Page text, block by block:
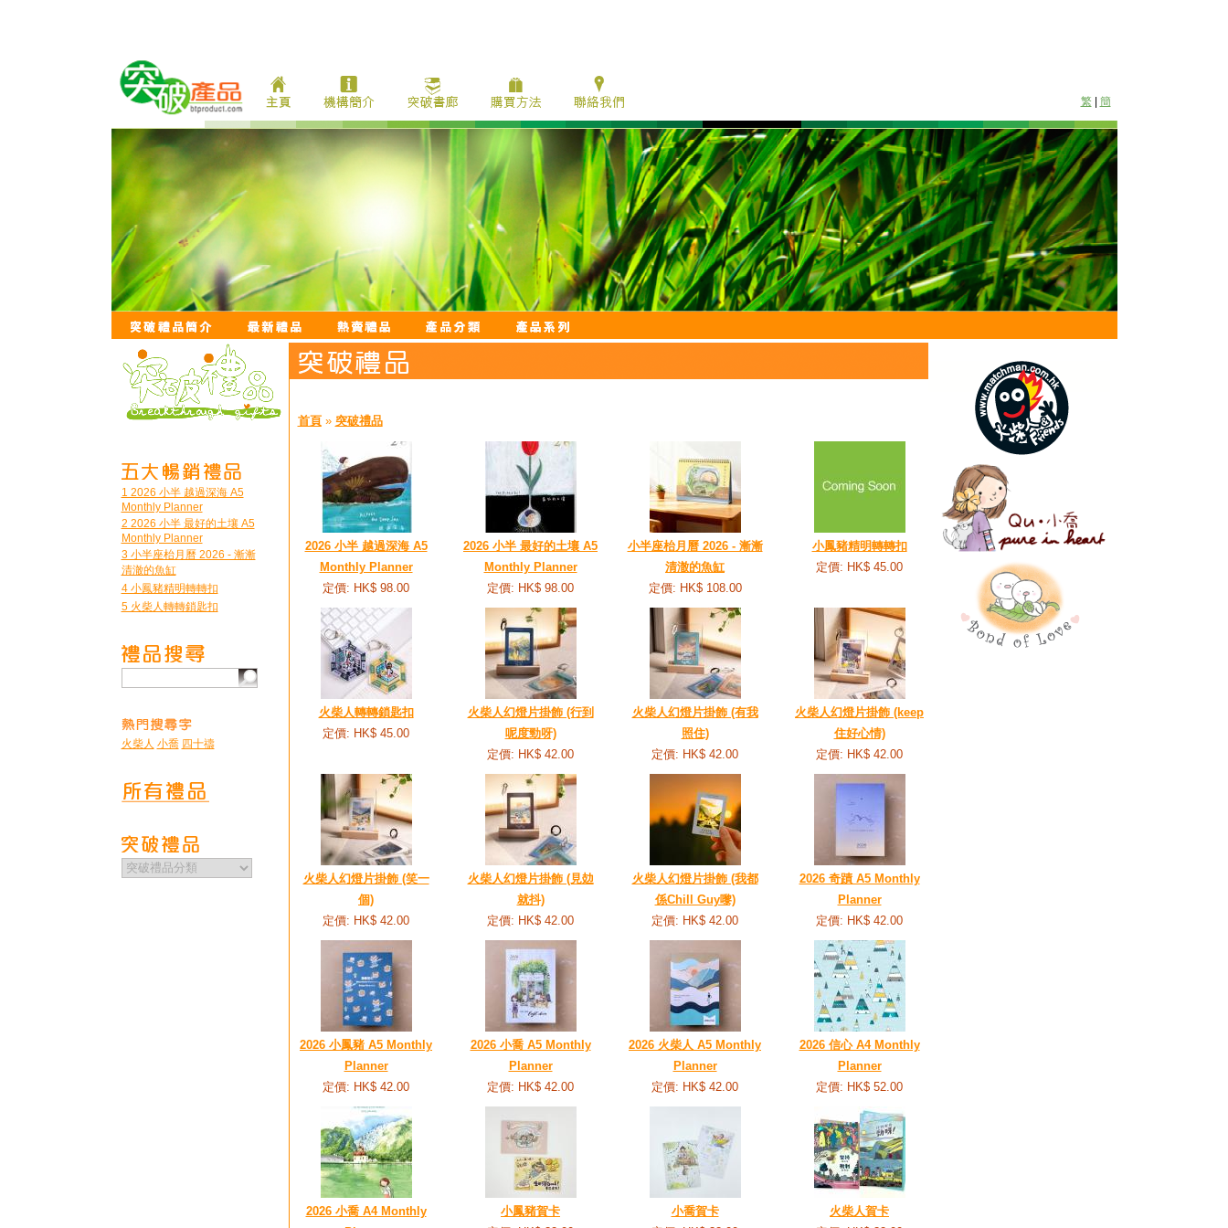
繁 簡
1 2026 小半 越過深海 A5
Monthly Planner
2 2026 小半 最好的土壤 A5
Monthly Planner
3 小半座枱月曆 2026 - 漸漸
清澈的魚缸
4 小鳳豬精明轉轉扣
5 火柴人轉轉鎖匙扣
火柴人 小喬 四十禱
首頁» 突破禮品
2026 小半 越過深海 A5
Monthly Planner
定價: HK$ 98.00
2026 小半 最好的土壤 A5
Monthly Planner
定價: HK$ 98.00
小半座枱月曆 2026 - 漸漸
清澈的魚缸
定價: HK$ 108.00
小鳳豬精明轉轉扣
定價: HK$ 45.00
火柴人轉轉鎖匙扣
定價: HK$ 45.00
火柴人幻燈片掛飾 (行到
呢度勁呀)
定價: HK$ 42.00
火柴人幻燈片掛飾 (有我
照住)
定價: HK$ 42.00
火柴人幻燈片掛飾 (keep
住好心情)
定價: HK$ 42.00
火柴人幻燈片掛飾 (笑一
個)
定價: HK$ 42.00
火柴人幻燈片掛飾 (見攰
就抖)
定價: HK$ 42.00
火柴人幻燈片掛飾 (我都
係Chill Guy嚟)
定價: HK$ 42.00
2026 奇蹟 A5 Monthly
Planner
定價: HK$ 42.00
2026 小鳳豬 A5 Monthly
Planner
定價: HK$ 42.00
2026 小喬 A5 Monthly
Planner
定價: HK$ 42.00
2026 火柴人 A5 Monthly
Planner
定價: HK$ 42.00
2026 信心 A4 Monthly
Planner
定價: HK$ 52.00
2026 小喬 A4 Monthly
小鳳豬賀卡
小喬賀卡
火柴人賀卡